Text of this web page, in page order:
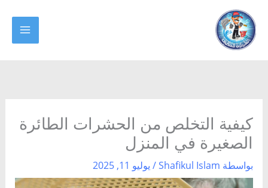
تخطي
إلى
المحتوى
كيفية التخلص من الحشرات الطائرة
الصغيرة في المنزل
بواسطة Shafikul Islam
/ يوليو 11, 2025